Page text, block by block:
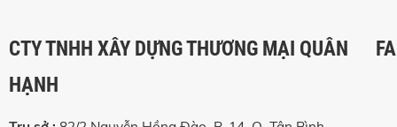
CTY TNHH XÂY DỰNG THƯƠNG MẠI QUÂN
HẠNH